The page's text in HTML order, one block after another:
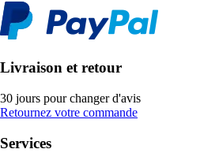
Livraison et retour
30 jours pour changer d'avis
Retournez votre commande
Services